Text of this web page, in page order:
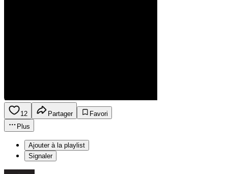
12 Partager
Favori
Plus
Ajouter à la playlist
Signaler